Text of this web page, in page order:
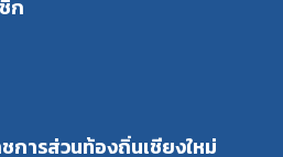
ก
ารส่วนท้องถิ่นเชียงใหม่